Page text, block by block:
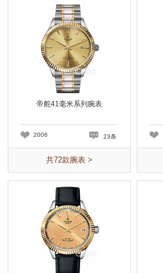
帝舵41毫米系列腕表
2006 23条
共72款腕表 >